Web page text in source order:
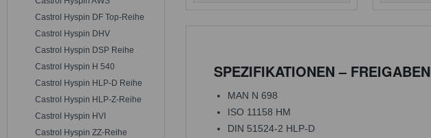
Castrol Hyspin DF Top-Reihe
Castrol Hyspin DHV
Castrol Hyspin DSP Reihe
Castrol Hyspin H 540
Castrol Hyspin HLP-D Reihe
Castrol Hyspin HLP-Z-Reihe
Castrol Hyspin HVI
Castrol Hyspin ZZ-Reihe
SPEZIFIKATIONEN – FREIGABEN
MAN N 698
ISO 11158 HM
DIN 51524-2 HLP-D